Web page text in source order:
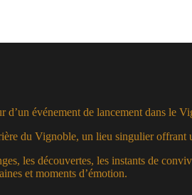
événement de lancement dans le
du Vignoble, un lieu singulier offrant
les découvertes, les instants de
et moments d’émotion.